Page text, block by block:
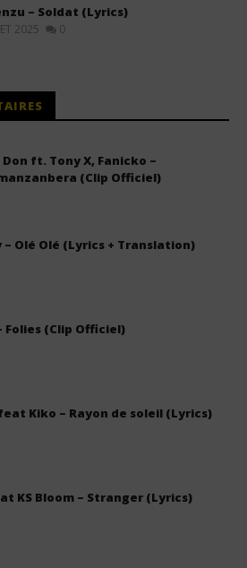
– Soldat (Lyrics)
2025 0
ft. Tony X, Fanicko –
(Clip Officiel)
– Olé Olé (Lyrics + Translation)
Folies (Clip Officiel)
Kiko – Rayon de soleil (Lyrics)
KS Bloom – Stranger (Lyrics)